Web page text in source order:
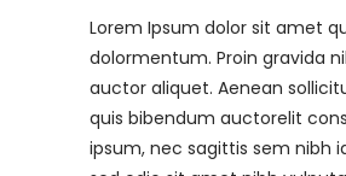
Lorem Ipsum dolor sit amet
dolormentum. Proin gravida
auctor aliquet. Aenean
quis bibendum auctorelit
ipsum, nec sagittis sem nibh